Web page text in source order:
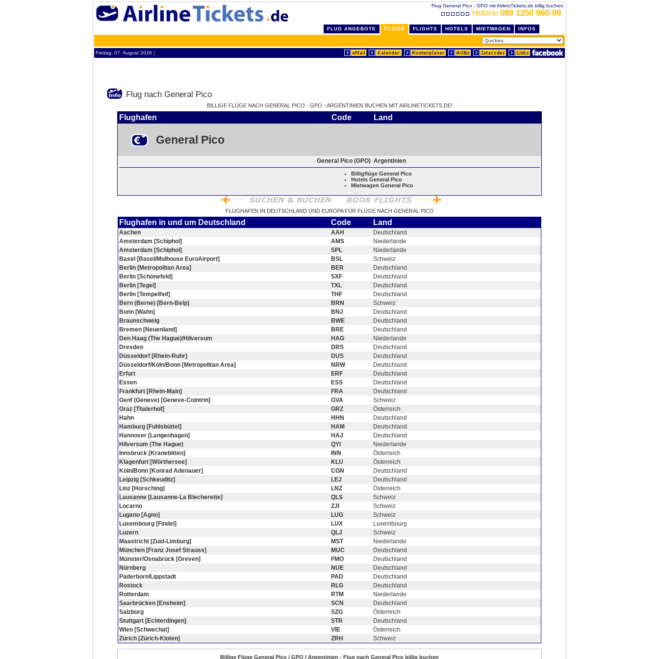
Flug General Pico - GPO mit AirlineTickets.de billig buchen.
Hotline 089 1250 960-99
FLUG ANGEBOTE FLÜGE FLIGHTS HOTELS MIETWAGEN INFOS
Freitag, 07. August 2026 ¦
Flug nach General Pico
BILLIGE FLÜGE NACH GENERAL PICO - GPO - ARGENTINIEN BUCHEN MIT AIRLINETICKETS.DE!
Flughafen Code Land
General Pico
General Pico (GPO) Argentinien
Billigflüge General Pico
Hotels General Pico
Mietwagen General Pico
FLUGHAFEN IN DEUTSCHLAND UND EUROPA FÜR FLÜGE NACH GENERAL PICO
Flughafen in und um Deutschland Code Land
Aachen AAH
Deutschland
Amsterdam [Schiphol]
AMS
Niederlande
Amsterdam [Schiphol]
SPL
Niederlande
Basel [Basel/Mulhouse EuroAirport]
BSL
Schweiz
Berlin [Metropolitan Area]
BER
Deutschland
Berlin [Schönefeld]
SXF
Deutschland
Berlin [Tegel]
TXL
Deutschland
Berlin [Tempelhof]
THF
Deutschland
Bern (Berne) [Bern-Belp]
BRN
Schweiz
Bonn [Wahn]
BNJ
Deutschland
Braunschweig
BWE
Deutschland
Bremen [Neuenland]
BRE
Deutschland
Den Haag (The Hague)/Hilversum
HAG
Niederlande
Dresden
DRS
Deutschland
Düsseldorf [Rhein-Ruhr]
DUS
Deutschland
Düsseldorf/Köln/Bonn [Metropolitan Area]
NRW
Deutschland
Erfurt
ERF
Deutschland
Essen
ESS
Deutschland
Frankfurt [Rhein-Main]
FRA
Deutschland
Genf (Geneve) [Geneve-Cointrin]
GVA
Schweiz
Graz [Thalerhof]
GRZ
Österreich
Hahn
HHN
Deutschland
Hamburg [Fuhlsbüttel]
HAM
Deutschland
Hannover [Langenhagen]
HAJ
Deutschland
Hilversum (The Hague)
QYI
Niederlande
Innsbruck [Kranebitten]
INN
Österreich
Klagenfurt [Wörthersee]
KLU
Österreich
Köln/Bonn [Konrad Adenauer]
CGN
Deutschland
Leipzig [Schkeuditz]
LEJ
Deutschland
Linz [Horsching]
LNZ
Österreich
Lausanne [Lausanne-La Blecherette]
QLS
Schweiz
Locarno
ZJI
Schweiz
Lugano [Agno]
LUG
Schweiz
Luxembourg [Findel]
LUX
Luxembourg
Luzern
QLJ
Schweiz
Maastricht [Zuid-Limburg]
MST
Niederlande
München [Franz Josef Strauss]
MUC
Deutschland
Münster/Osnabrück [Greven]
FMO
Deutschland
Nürnberg
NUE
Deutschland
Paderborn/Lippstadt
PAD
Deutschland
Rostock
RLG
Deutschland
Rotterdam
RTM
Niederlande
Saarbrücken [Ensheim]
SCN
Deutschland
Salzburg
SZG
Österreich
Stuttgart [Echterdingen]
STR
Deutschland
Wien [Schwechat]
VIE
Österreich
Zürich [Zürich-Kloten]
ZRH Schweiz
Billige Flüge General Pico / GPO / Argentinien - Flug nach General Pico billig buchen